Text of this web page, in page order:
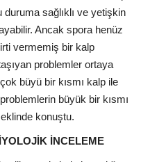
sağlıklı ve yetişkin
Ancak spora henüz
vermemiş bir kalp
problemler ortaya
büyü bir kısmı kalp ile
büyük bir kısmı
konuştu.
İNCELEME